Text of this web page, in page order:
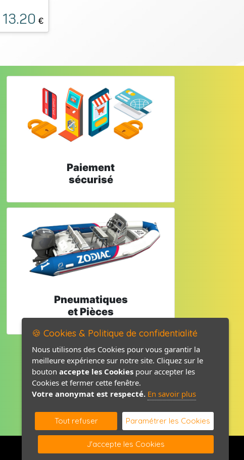
13.20 €
Paiement
sécurisé
Pneumatiques
et Pièces
Mentions légales
Politique de confidentialité
Contact / Plan
🍪 Cookies & Politique de confidentialité
Nous utilisons des Cookies pour vous garantir la
meilleure expérience sur notre site. Cliquez sur le
bouton accepte les Cookies pour accepter les
Cookies et fermer cette fenêtre.
Votre anonymat est respecté. En savoir plus
Tout refuser Paramétrer les Cookies
J'accepte les Cookies